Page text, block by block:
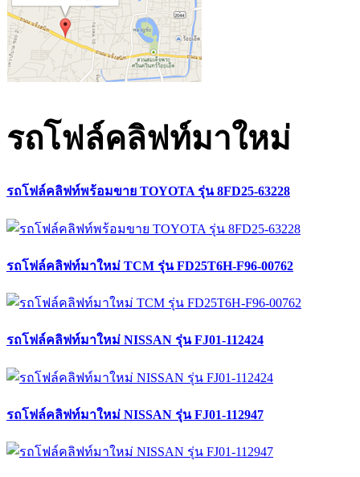
รถโฟล์คลิฟท์มาใหม่
รถโฟล์คลิฟท์พร้อมขาย TOYOTA รุ่น 8FD25-63228
รถโฟล์คลิฟท์มาใหม่ TCM รุ่น FD25T6H-F96-00762
รถโฟล์คลิฟท์มาใหม่ NISSAN รุ่น FJ01-112424
รถโฟล์คลิฟท์มาใหม่ NISSAN รุ่น FJ01-112947